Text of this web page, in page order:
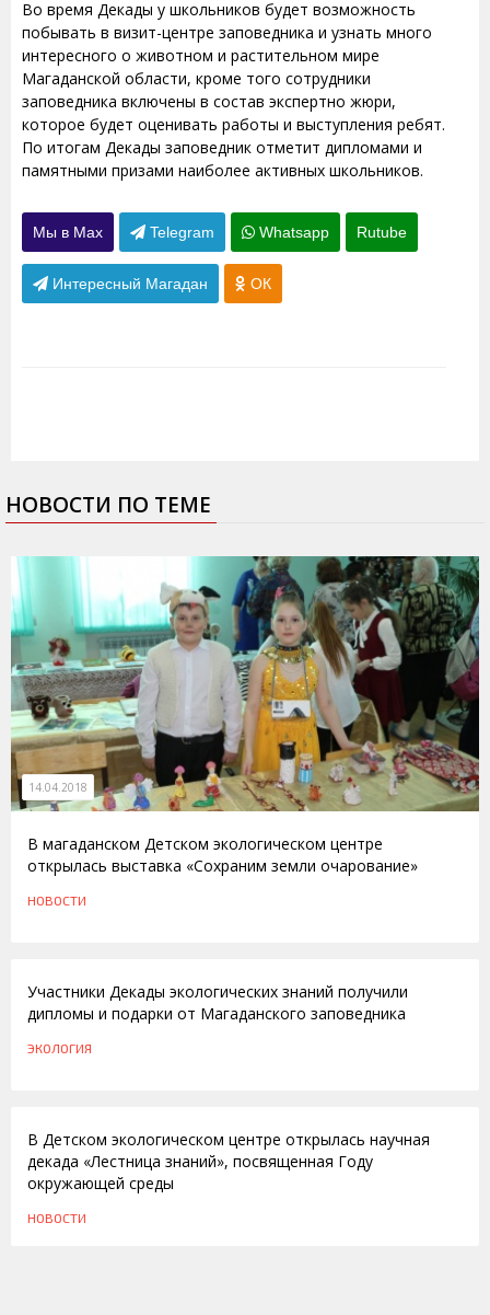
Во время Декады у школьников будет возможность
побывать в визит-центре заповедника и узнать много
интересного о животном и растительном мире
Магаданской области, кроме того сотрудники
заповедника включены в состав экспертно жюри,
которое будет оценивать работы и выступления ребят.
По итогам Декады заповедник отметит дипломами и
памятными призами наиболее активных школьников.
Мы в Max Telegram Whatsapp Rutube
Интересный Магадан ОК
НОВОСТИ ПО ТЕМЕ
14.04.2018
В магаданском Детском экологическом центре
открылась выставка «Сохраним земли очарование»
НОВОСТИ
Участники Декады экологических знаний получили
дипломы и подарки от Магаданского заповедника
ЭКОЛОГИЯ
В Детском экологическом центре открылась научная
декада «Лестница знаний», посвященная Году
окружающей среды
НОВОСТИ